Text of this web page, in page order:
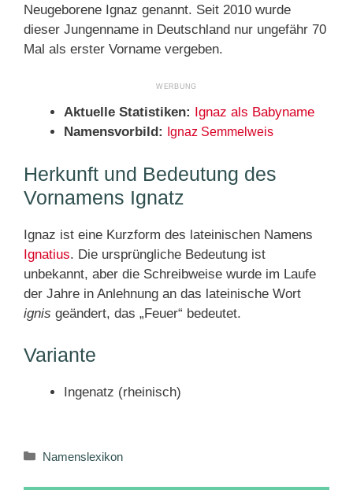
Neugeborene Ignaz genannt. Seit 2010 wurde
dieser Jungenname in Deutschland nur ungefähr 70
Mal als erster Vorname vergeben.
Aktuelle Statistiken: Ignaz als Babyname
Namensvorbild:
Ignaz Semmelweis
Herkunft und Bedeutung des
Vornamens Ignatz
Ignaz ist eine Kurzform des lateinischen Namens
Ignatius. Die ursprüngliche Bedeutung ist
unbekannt, aber die Schreibweise wurde im Laufe
der Jahre in Anlehnung an das lateinische Wort
ignis geändert, das „Feuer“ bedeutet.
Variante
Ingenatz (rheinisch)
Kategorien
Namenslexikon